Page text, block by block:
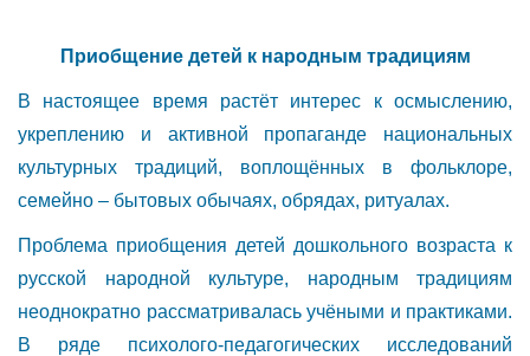
Приобщение детей к народным традициям
В настоящее время растёт интерес к осмыслению,
укреплению и активной пропаганде национальных
культурных традиций, воплощённых в фольклоре,
семейно – бытовых обычаях, обрядах, ритуалах.
Проблема приобщения детей дошкольного возраста к
русской народной культуре, народным традициям
неоднократно рассматривалась учёными и практиками.
В ряде психолого-педагогических исследований